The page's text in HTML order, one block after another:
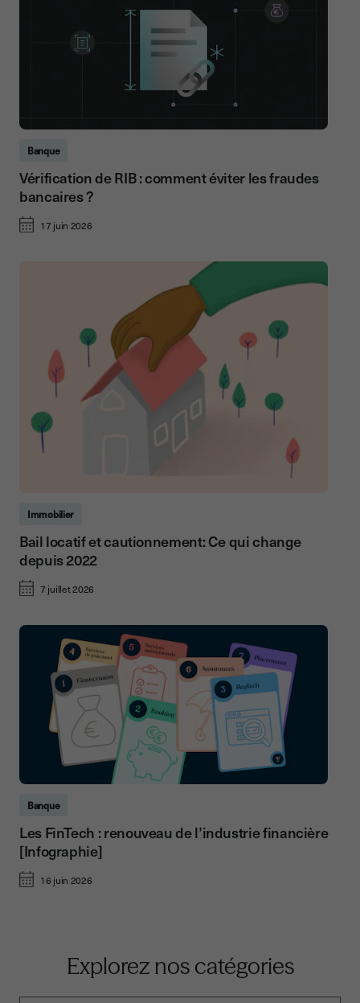
Banque
Vérification de RIB : comment éviter les fraudes
bancaires ?
17 juin 2026
Immobilier
Bail locatif et cautionnement: Ce qui change
depuis 2022
7 juillet 2026
Banque
Les FinTech : renouveau de l’industrie financière
[Infographie]
16 juin 2026
Explorez nos catégories